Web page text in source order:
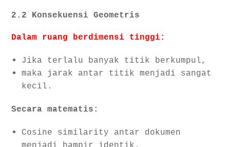
2.2 Konsekuensi Geometris
Dalam ruang berdimensi tinggi:
Jika terlalu banyak titik berkumpul,
maka jarak antar titik menjadi sangat
kecil.
Secara matematis:
Cosine similarity antar dokumen